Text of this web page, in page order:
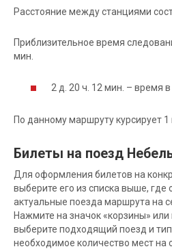
Расстояние между станциями
Приблизительное время
мин.
2 д. 20 ч. 12 мин. – время
По данному маршруту курсирует 1
Билеты на поезд
Для оформления билетов на
выберите его из списка выше, где
актуальные поезда маршрута на
Нажмите на значок «корзины» или
выберите подходящий поезд и
необходимое количество мест на